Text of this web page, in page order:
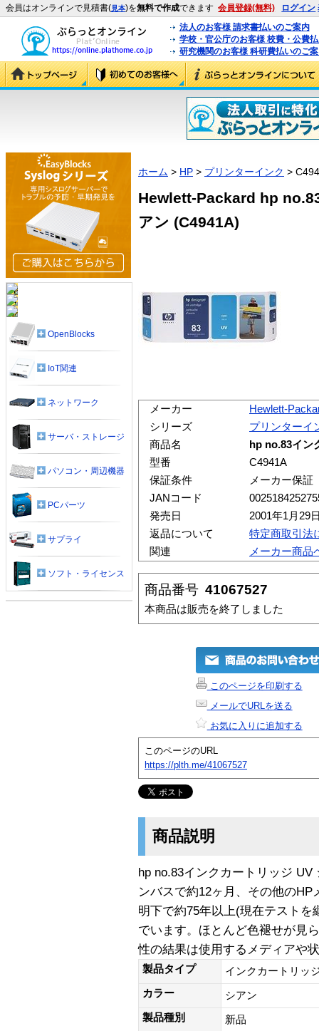
会員はオンラインで見積書(見本)を無料で作成できます 会員登録(無料) ログイン
法人のお客様 請求書払いのご案内
学校・官公庁のお客様 校費・公費
研究機関のお客様 科研費払いのご
ホーム > HP > プリンターインク >
Hewlett-Packard hp
アン (C4941A)
メーカー
Hewlett-
シリーズ
プリンターイ
商品名
hp no.83イン
型番
C4941A
保証条件
メーカー保証
JANコード
発売日
2001年1月29
返品について
特定商取引法
関連
メーカー商品
商品番号 41067527
本商品は販売を終了しました
このページを印刷する
メールでURLを送る
お気に入りに追加する
このページのURL
https://plth.me/41067527
商品説明
hp no.83インクカートリッジ
ンバスで約12ヶ月、その他の
明下で約75年以上(現在テスト
でいます。ほとんど色褪せが見
性の結果は使用するメディアや
製品タイプ
インクカートリッ
カラー
シアン
製品種別
新品
OpenBlocks
IoT関連
ネットワーク
サーバ・ストレージ
パソコン・周辺機器
PCパーツ
サプライ
ソフト・ライセンス